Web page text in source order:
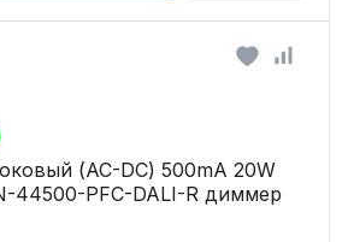
(AC-DC) 500mA 20W
44500-PFC-DALI-R диммер